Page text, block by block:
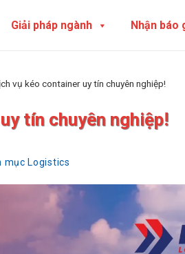
Giải pháp ngành Nhận báo
vụ kéo container uy tín chuyên nghiệp!
tín chuyên nghiệp!
mục Logistics